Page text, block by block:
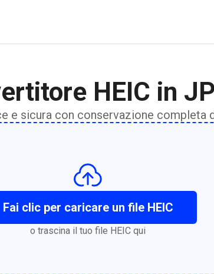
HEIC in
e sicura con conservazione completa
Fai clic per caricare un file HEIC
o trascina il tuo file HEIC qui